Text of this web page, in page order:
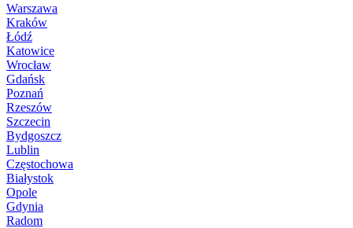
Warszawa
Kraków
Łódź
Katowice
Wrocław
Gdańsk
Poznań
Rzeszów
Szczecin
Bydgoszcz
Lublin
Częstochowa
Białystok
Opole
Gdynia
Radom